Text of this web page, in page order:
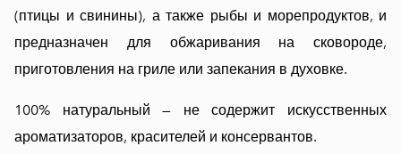
(птицы и свинины), а также рыбы и морепродуктов, и
предназначен для обжаривания на сковороде,
приготовления на гриле или запекания в духовке.
100% натуральный — не содержит искусственных
ароматизаторов, красителей и консервантов.